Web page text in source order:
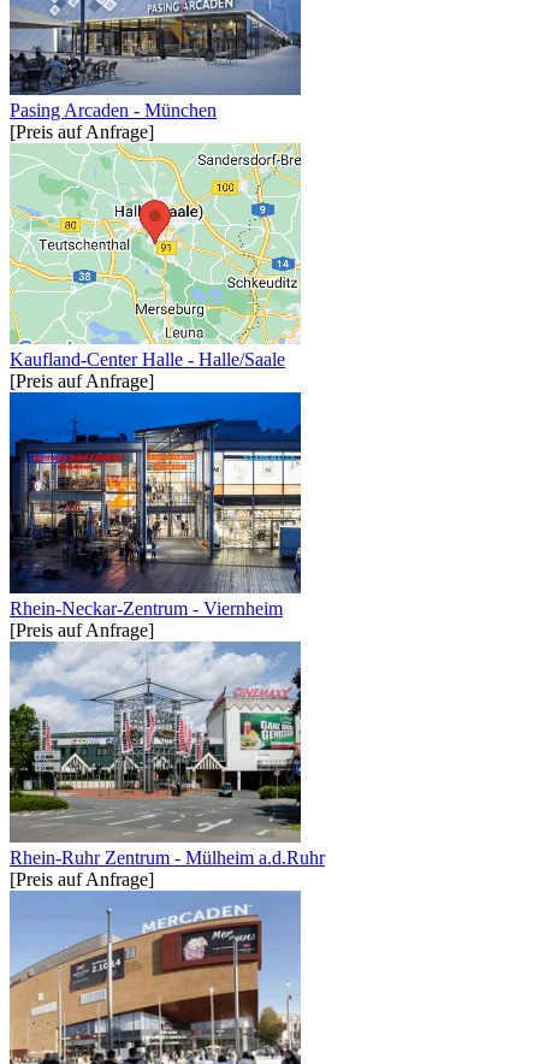
Pasing Arcaden - München
[Preis auf Anfrage]
Kaufland-Center Halle - Halle/Saale
[Preis auf Anfrage]
Rhein-Neckar-Zentrum - Viernheim
[Preis auf Anfrage]
Rhein-Ruhr Zentrum - Mülheim a.d.Ruhr
[Preis auf Anfrage]